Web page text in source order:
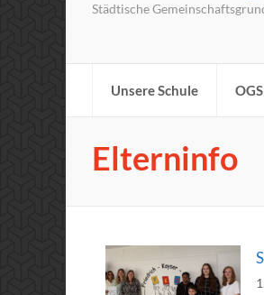
Städtische
Unsere Schule OGS
Elterninfo